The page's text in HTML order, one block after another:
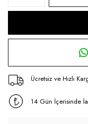
Ücretsiz ve Hızlı
14 Gün İçerisinde